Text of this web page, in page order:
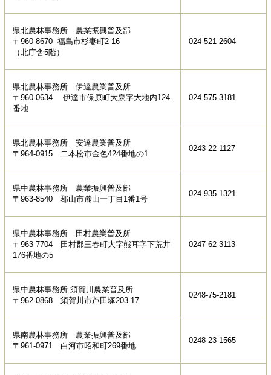
県北農林事務所 農業振興普及部
〒960-8670 福島市杉妻町2-16
（北庁舎5階）
024-521-2604
県北農林事務所 伊達農業普及所
〒960-0634 伊達市保原町大泉字大地内124
番地
024-575-3181
県北農林事務所 安達農業普及所
〒964-0915 二本松市金色424番地の1
0243-22-1127
県中農林事務所 農業振興普及部
〒963-8540 郡山市麓山一丁目1番1号
024-935-1321
県中農林事務所 田村農業普及所
〒963-7704 田村郡三春町大字熊耳字下荒井
176番地の5
0247-62-3113
県中農林事務所 須賀川農業普及所
〒962-0868 須賀川市芦田塚203-17
0248-75-2181
県南農林事務所 農業振興普及部
〒961-0971 白河市昭和町269番地
0248-23-1565